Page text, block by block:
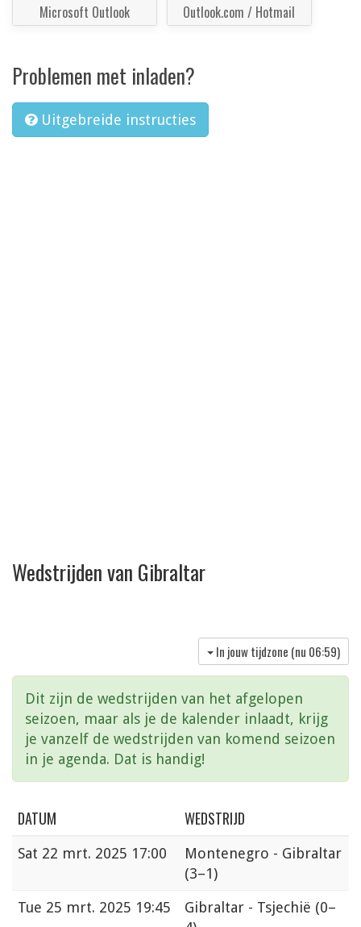
Microsoft Outlook Outlook.com / Hotmail
Problemen met inladen?
Uitgebreide instructies
Wedstrijden van Gibraltar
In jouw tijdzone (nu 06:59)
Dit zijn de wedstrijden van het afgelopen
seizoen, maar als je de kalender inlaadt, krijg
je vanzelf de wedstrijden van komend seizoen
in je agenda. Dat is handig!
DATUM WEDSTRIJD
Sat 22 mrt. 2025 17:00
Montenegro - Gibraltar
(3–1)
Tue 25 mrt. 2025 19:45 Gibraltar - Tsjechië (0–